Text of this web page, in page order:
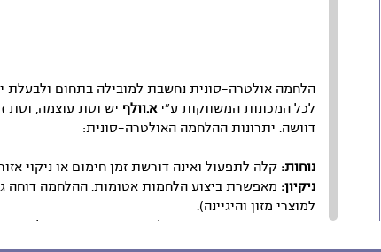
הלחמה אולטרה-סונית נחשבת למובילה בתחום ולבעלת
לכל המכונות המשווקות ע"י א.וולף יש וסת עוצמה, וסת
דוושה. יתרונות ההלחמה האולטרה-סונית:
נוחות: קלה לתפעול ואינה דורשת זמן חימום או ניקוי
ניקיון: מאפשרת ביצוע הלחמות אטומות. ההלחמה דוחה
למוצרי מזון והיגיינה).
מאפשרת התאמה למגוון חומרים תרמופלסטיים,